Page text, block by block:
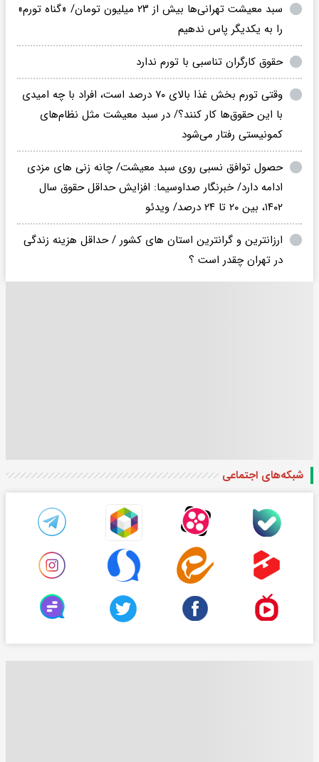
سبد معیشت تهرانی‌ها بیش از ۲۳ میلیون تومان/ «گناه تورم»
را به یکدیگر پاس ندهیم
حقوق کارگران تناسبی با تورم ندارد
وقتی تورم بخش غذا بالای ۷۰ درصد است، افراد با چه امیدی
با این حقوق‌ها کار کنند؟/ در سبد معیشت مثل نظام‌های
کمونیستی رفتار می‌شود
حصول توافق نسبی روی سبد معیشت/ چانه زنی های مزدی
ادامه دارد/ خبرنگار صداوسیما: افزایش حداقل حقوق سال
۱۴۰۲، بین ۲۰ تا ۲۴ درصد/ ویدئو
ارزانترین و گرانترین استان های کشور / حداقل هزینه‌ زندگی
در تهران چقدر است ؟
شبکه‌های اجتماعی